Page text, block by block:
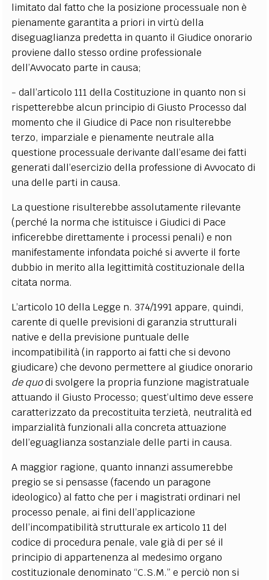
limitato dal fatto che la posizione processuale non è
pienamente garantita a priori in virtù della
diseguaglianza predetta in quanto il Giudice onorario
proviene dallo stesso ordine professionale
dell’Avvocato parte in causa;
- dall’articolo 111 della Costituzione in quanto non si
rispetterebbe alcun principio di Giusto Processo dal
momento che il Giudice di Pace non risulterebbe
terzo, imparziale e pienamente neutrale alla
questione processuale derivante dall’esame dei fatti
generati dall’esercizio della professione di Avvocato di
una delle parti in causa.
La questione risulterebbe assolutamente rilevante
(perché la norma che istituisce i Giudici di Pace
inficerebbe direttamente i processi penali) e non
manifestamente infondata poiché si avverte il forte
dubbio in merito alla legittimità costituzionale della
citata norma.
L’articolo 10 della Legge n. 374/1991 appare, quindi,
carente di quelle previsioni di garanzia strutturali
native e della previsione puntuale delle
incompatibilità (in rapporto ai fatti che si devono
giudicare) che devono permettere al giudice onorario
de quodi svolgere la propria funzione magistratuale
attuando il Giusto Processo; quest’ultimo deve essere
caratterizzato da precostituita terzietà, neutralità ed
imparzialità funzionali alla concreta attuazione
dell’eguaglianza sostanziale delle parti in causa.
A maggior ragione, quanto innanzi assumerebbe
pregio se si pensasse (facendo un paragone
ideologico) al fatto che per i magistrati ordinari nel
processo penale, ai fini dell’applicazione
dell’incompatibilità strutturale ex articolo 11 del
codice di procedura penale, vale già di per sé il
principio di appartenenza al medesimo organo
costituzionale denominato “C.S.M.” e perciò non si